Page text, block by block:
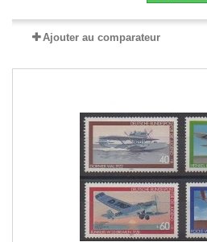
Ajouter au comparateur